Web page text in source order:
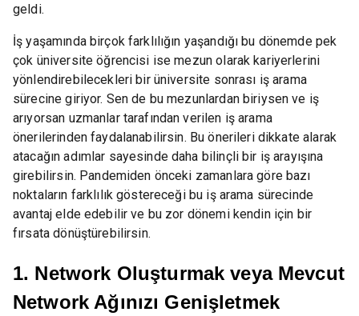
geldi.
İş yaşamında birçok farklılığın yaşandığı bu dönemde pek
çok üniversite öğrencisi ise mezun olarak kariyerlerini
yönlendirebilecekleri bir üniversite sonrası iş arama
sürecine giriyor. Sen de bu mezunlardan biriysen ve iş
arıyorsan uzmanlar tarafından verilen iş arama
önerilerinden faydalanabilirsin. Bu önerileri dikkate alarak
atacağın adımlar sayesinde daha bilinçli bir iş arayışına
girebilirsin. Pandemiden önceki zamanlara göre bazı
noktaların farklılık göstereceği bu iş arama sürecinde
avantaj elde edebilir ve bu zor dönemi kendin için bir
fırsata dönüştürebilirsin.
1. Network Oluşturmak veya Mevcut
Network Ağınızı Genişletmek